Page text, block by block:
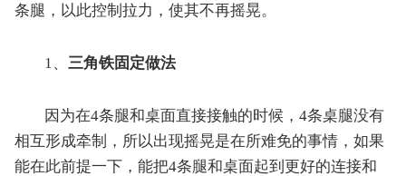
条腿，以此控制拉力，使其不再摇晃。
1、三角铁固定做法
因为在4条腿和桌面直接接触的时候，4条桌腿没有
相互形成牵制，所以出现摇晃是在所难免的事情，如果
能在此前提一下，能把4条腿和桌面起到更好的连接和